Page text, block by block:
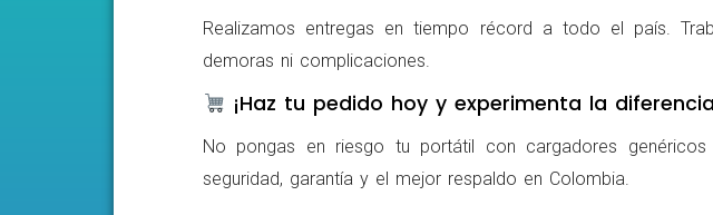
Realizamos entregas en tiempo récord a todo el país.
demoras ni complicaciones.
¡Haz tu pedido hoy y experimenta la
No pongas en riesgo tu portátil con cargadores
seguridad, garantía y el mejor respaldo en Colombia.